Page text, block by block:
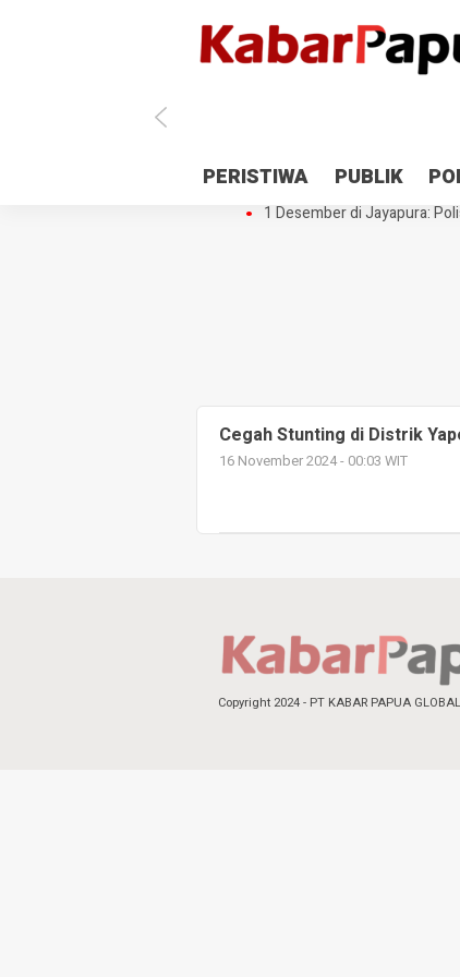
PERISTIWA PUBLIK
Antisipasi 1 Desember, TNI
Gedung Perpustakaan
1 Desember di Jayapura:
Cegah Stunting di Distrik
16 November 2024 - 00:03 WIT
Copyright 2024 - PT KABAR PAPUA GLOBAL